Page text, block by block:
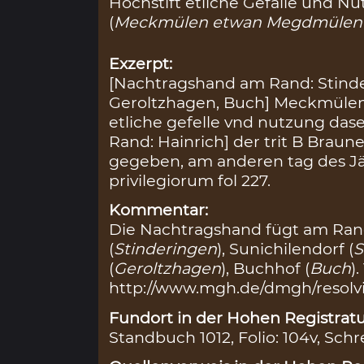
(Meckmülen etwan
Exzerpt:
[Nachtragshand am Rand:
Geroltzhagen, Buch]
etliche gefelle vnd nutzung
Rand: Hainrich] der trit B
gegeben, am anderen tag des
privilegiorum fol 227.
Kommentar:
Die Nachtragshand fügt am
(Stinderingen), Sunichilendorf (
(Geroltzhagen), Buchhof (Buch
http://www.mgh.de/dmgh/
Fundort in der Hohen
Standbuch 1012, Folio: 104v,